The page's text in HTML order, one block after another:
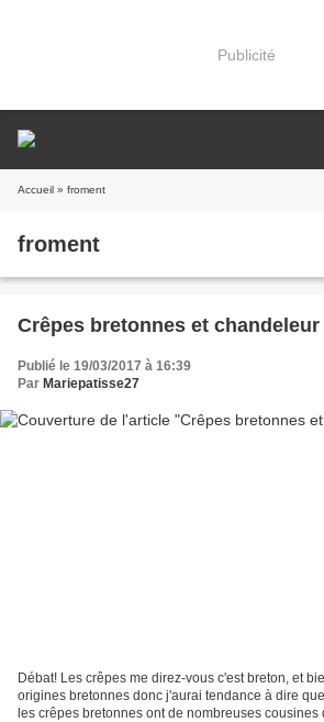
Publicité
Accueil » froment
froment
Crêpes bretonnes et chandeleur
Publié le 19/03/2017 à 16:39
Par Mariepatisse27
Débat! Les crêpes me direz-vous c'est breton, et
origines bretonnes donc j'aurai tendance à dire
les crêpes bretonnes ont de nombreuses cousines